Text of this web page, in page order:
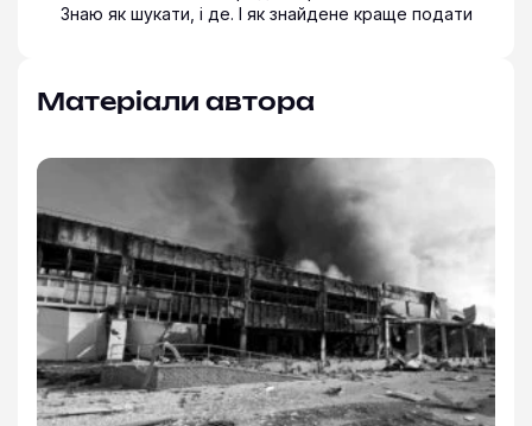
Знаю як шукати, і де. І як знайдене краще подати
Матеріали автораЮрій Сидоров